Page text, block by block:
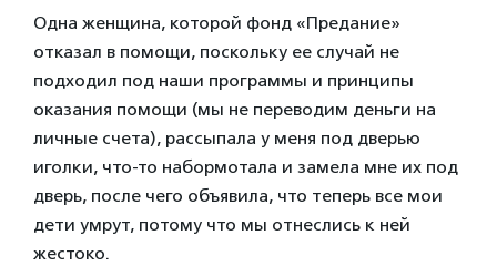
Одна женщина, которой фонд «Предание»
отказал в помощи, поскольку ее случай не
подходил под наши программы и принципы
оказания помощи (мы не переводим деньги на
личные счета), рассыпала у меня под дверью
иголки, что-то набормотала и замела мне их под
дверь, после чего объявила, что теперь все мои
дети умрут, потому что мы отнеслись к ней
жестоко.